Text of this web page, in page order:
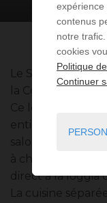
Le Suffren –
la Condamine.
Ce local
entièrement
salon lumineux,
à chevrons et un
direct à la loggia
La cuisine
expérience
contenus
notre
cookies
Politique
Continuer